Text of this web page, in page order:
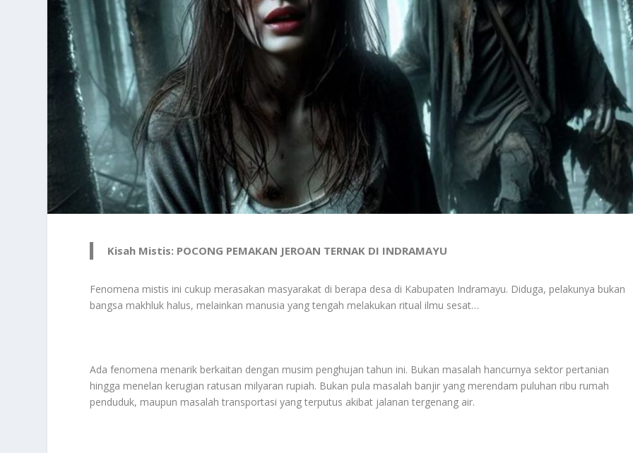
Kisah Mistis: POCONG PEMAKAN JEROAN TERNAK DI INDRAMAYU
Fenomena mistis ini cukup merasakan masyarakat di berapa desa di Kabupaten Indramayu. Diduga, pelakunya bukan
bangsa makhluk halus, melainkan manusia yang tengah melakukan ritual ilmu sesat…
Ada fenomena menarik berkaitan dengan musim penghujan tahun ini. Bukan masalah hancurnya sektor pertanian
hingga menelan kerugian ratusan milyaran rupiah. Bukan pula masalah banjir yang merendam puluhan ribu rumah
penduduk, maupun masalah transportasi yang terputus akibat jalanan tergenang air.